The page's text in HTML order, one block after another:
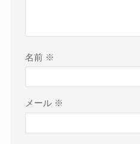
名前 ※
メール ※